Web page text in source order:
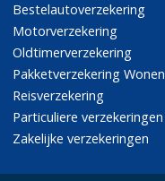
Bestelautoverzekering
Motorverzekering
Oldtimerverzekering
Pakketverzekering Wonen
Reisverzekering
Particuliere verzekeringen
Zakelijke verzekeringen